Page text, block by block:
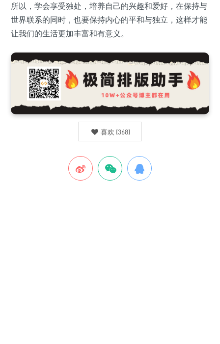
所以，学会享受独处，培养自己的兴趣和爱好，在保持与
世界联系的同时，也要保持内心的平和与独立，这样才能
让我们的生活更加丰富和有意义。
喜欢 (368)